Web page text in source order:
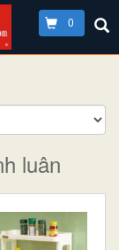
0
luân